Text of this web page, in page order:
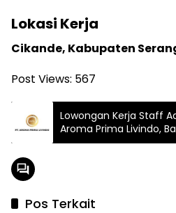
Lokasi Kerja
Cikande, Kabupaten
Post Views: 567
Lowongan Kerja Staff
Aroma Prima Livindo,
Pos Terkait